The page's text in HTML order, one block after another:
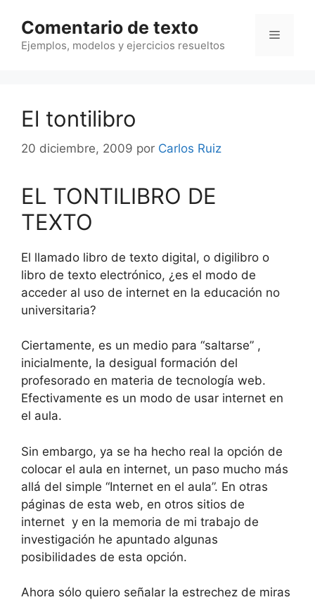
contenido
Comentario de texto
Ejemplos, modelos y ejercicios resueltos
Menú
El tontilibro
20 diciembre, 2009 por Carlos Ruiz
EL TONTILIBRO DE
TEXTO
El llamado libro de texto digital, o digilibro o
libro de texto electrónico, ¿es el modo de
acceder al uso de internet en la educación no
universitaria?
Ciertamente, es un medio para “saltarse” ,
inicialmente, la desigual formación del
profesorado en materia de tecnología web.
Efectivamente es un modo de usar internet en
el aula.
Sin embargo, ya se ha hecho real la opción de
colocar el aula en internet, un paso mucho más
allá del simple “Internet en el aula”. En otras
páginas de esta web, en otros sitios de
internet y en la memoria de mi trabajo de
investigación he apuntado algunas
posibilidades de esta opción.
Ahora sólo quiero señalar la estrechez de miras